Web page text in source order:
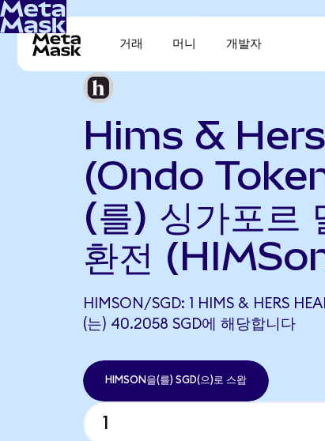
거래 머니 개발자
Hims &
(Ondo
(를) 싱가포르
환전
HIMSON/SGD: 1 HIMS & HERS
(는) 40.2058 SGD에 해당합니다
HIMSON을(를) SGD(으)로 스왑